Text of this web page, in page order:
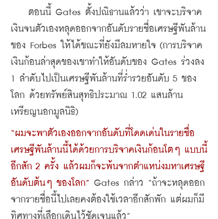
ตอนนี้ Gates ตั้งปณิธานแล้วว่า เขาจะบริจาค
เงินจนตัวเองหลุดออกจากอันดับรายชื่อเศรษฐีพันล้าน
ของ Forbes ให้ได้ขณะที่ยังมีลมหายใจ (การบริจาค
เงินก้อนล่าสุดของเขาทำให้อันดับของ Gates ร่วงลง
1 ลำดับไปเป็นเศรษฐีพันล้านที่ร่ำรวยอันดับ 5 ของ
โลก ด้วยทรัพย์สินสุทธิประมาณ 1.02 แสนล้าน
เหรียญนอกมูลนิธิ)
“ผมจะพาตัวเองออกจากอันดับที่โดดเด่นในรายชื่อ
เศรษฐีพันล้านนี้ได้ด้วยการบริจาคเงินก้อนโตๆ แบบนี้
อีกสัก 2 ครั้ง แล้วผมก็จะพ้นจากตำแหน่งมหาเศรษฐี
อันดับต้นๆ ของโลก” Gates กล่าว “ถ้าจะหลุดออก
จากรายชื่อนี้ไปเลยคงต้องใช้เวลาอีกสักพัก แต่ผมก็มี
ทิศทางที่เลือกเดินไว้ชัดเจนแล้ว”